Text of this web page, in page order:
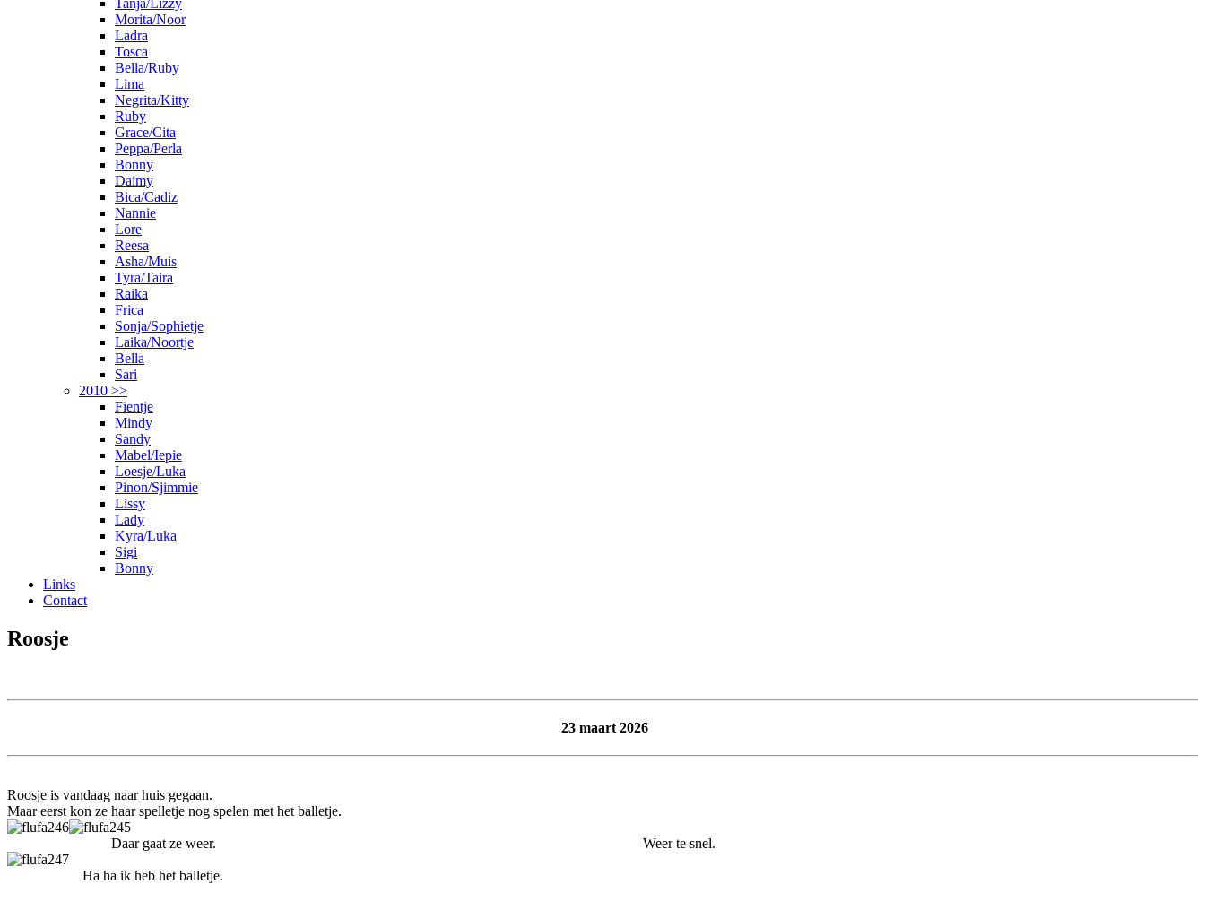
Tanja/Lizzy
Morita/Noor
Ladra
Tosca
Bella/Ruby
Lima
Negrita/Kitty
Ruby
Grace/Cita
Peppa/Perla
Bonny
Daimy
Bica/Cadiz
Nannie
Lore
Reesa
Asha/Muis
Tyra/Taira
Raika
Frica
Sonja/Sophietje
Laika/Noortje
Bella
Sari
2010 >>
Fientje
Mindy
Sandy
Mabel/Iepie
Loesje/Luka
Pinon/Sjimmie
Lissy
Lady
Kyra/Luka
Sigi
Bonny
Links
Contact
Roosje
23 maart 2026
Roosje is vandaag naar huis gegaan.
Maar eerst kon ze haar spelletje nog spelen met het balletje.
Daar gaat ze weer. Weer te snel.
Ha ha ik heb het balletje.